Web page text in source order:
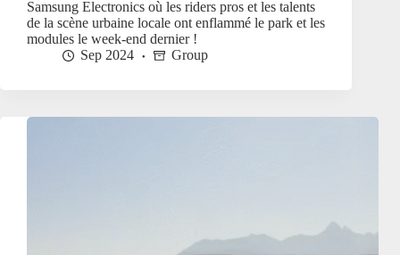
Samsung Electronics où les riders pros et les talents
de la scène urbaine locale ont enflammé le park et les
modules le week-end dernier !
Sep 2024
Group